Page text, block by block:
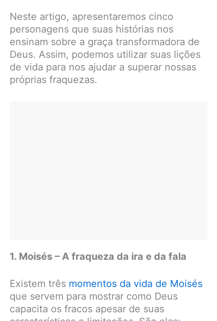
Neste artigo, apresentaremos cinco
personagens que suas histórias nos
ensinam sobre a graça transformadora de
Deus. Assim, podemos utilizar suas lições
de vida para nos ajudar a superar nossas
próprias fraquezas.
1. Moisés – A fraqueza da ira e da fala
Existem três momentos da vida de Moisés
que servem para mostrar como Deus
capacita os fracos apesar de suas